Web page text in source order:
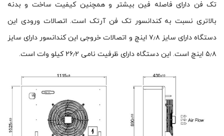
تک فن دارای فاصله فین بیشتر و همچنین کیفیت ساخت و بدنه
بالاتری نسبت به کندانسور تک فن آرتک است. اتصالات ورودی این
دستگاه دارای سایز ۷٫۸ اینچ و اتصالات خروجی این کندانسور دارای سایز
۵٫۸ اینچ است. این دستگاه دارای ظرفیت نامی ۲۶٫۲ کیلو وات است.